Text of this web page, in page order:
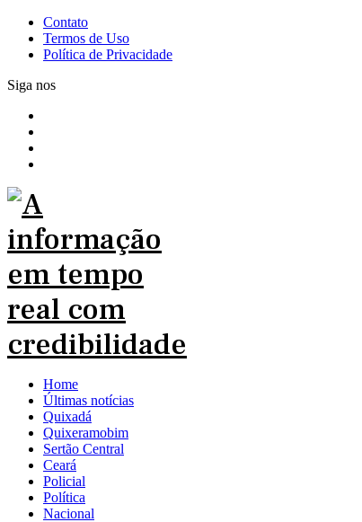
Contato
Termos de Uso
Política de Privacidade
Siga nos
Home
Últimas notícias
Quixadá
Quixeramobim
Sertão Central
Ceará
Policial
Política
Nacional